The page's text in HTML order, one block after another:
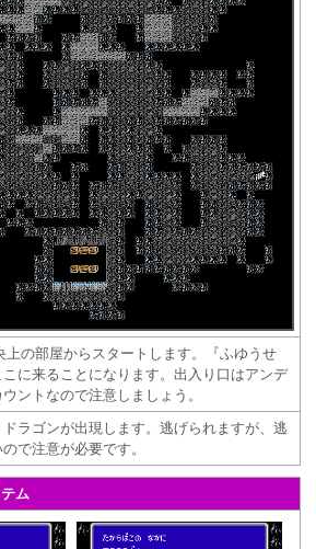
上の部屋からスタートします。『ふゆうせ
に来ることになります。出入り口はアンデ
ントなので注意しましょう。
ラゴンが出現します。逃げられますが、逃
で注意が必要です。
ム